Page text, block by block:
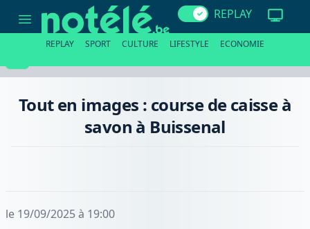
images
caisse
REPLAY
REPLAY SPORT CULTURE LIFESTYLE ECONOMIE
Tout en images : course de caisse à
savon à Buissenal
le 19/09/2025 à 19:00